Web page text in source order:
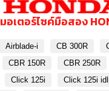
มอเตอร์ไซค์มือสอง
Airblade-i CB 300R
CBR 150R CBR 250R
Click 125i
Click 125i